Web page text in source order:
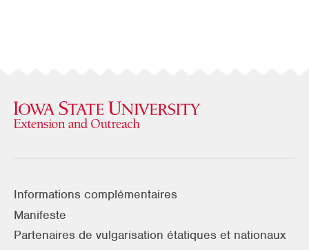
Informations complémentaires
Manifeste
Partenaires de vulgarisation étatiques et nationaux